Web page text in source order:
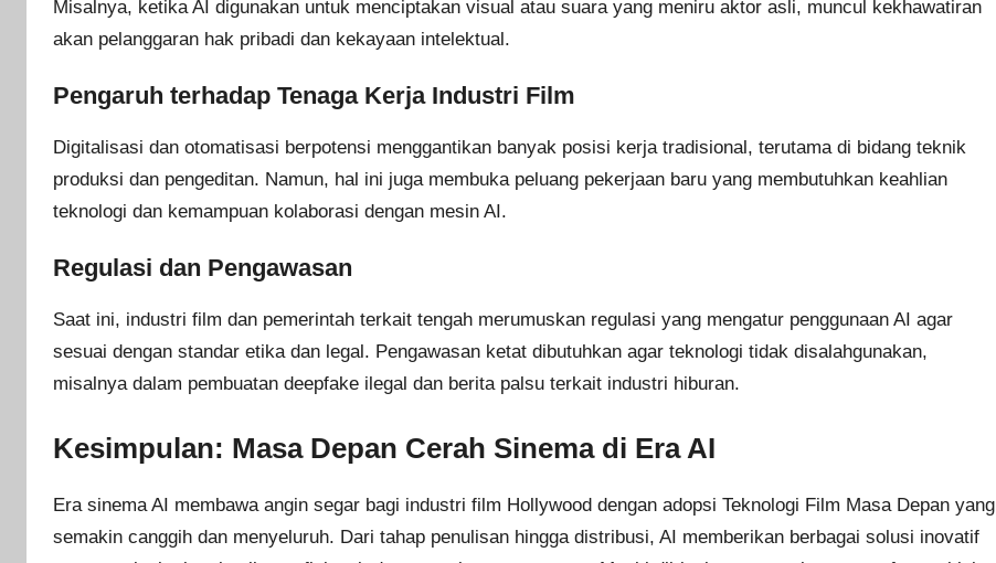
Misalnya, ketika AI digunakan untuk menciptakan visual atau suara yang meniru aktor asli, muncul kekhawatiran
akan pelanggaran hak pribadi dan kekayaan intelektual.
Pengaruh terhadap Tenaga Kerja Industri Film
Digitalisasi dan otomatisasi berpotensi menggantikan banyak posisi kerja tradisional, terutama di bidang teknik
produksi dan pengeditan. Namun, hal ini juga membuka peluang pekerjaan baru yang membutuhkan keahlian
teknologi dan kemampuan kolaborasi dengan mesin AI.
Regulasi dan Pengawasan
Saat ini, industri film dan pemerintah terkait tengah merumuskan regulasi yang mengatur penggunaan AI agar
sesuai dengan standar etika dan legal. Pengawasan ketat dibutuhkan agar teknologi tidak disalahgunakan,
misalnya dalam pembuatan deepfake ilegal dan berita palsu terkait industri hiburan.
Kesimpulan: Masa Depan Cerah Sinema di Era AI
Era sinema AI membawa angin segar bagi industri film Hollywood dengan adopsi Teknologi Film Masa Depan yang
semakin canggih dan menyeluruh. Dari tahap penulisan hingga distribusi, AI memberikan berbagai solusi inovatif